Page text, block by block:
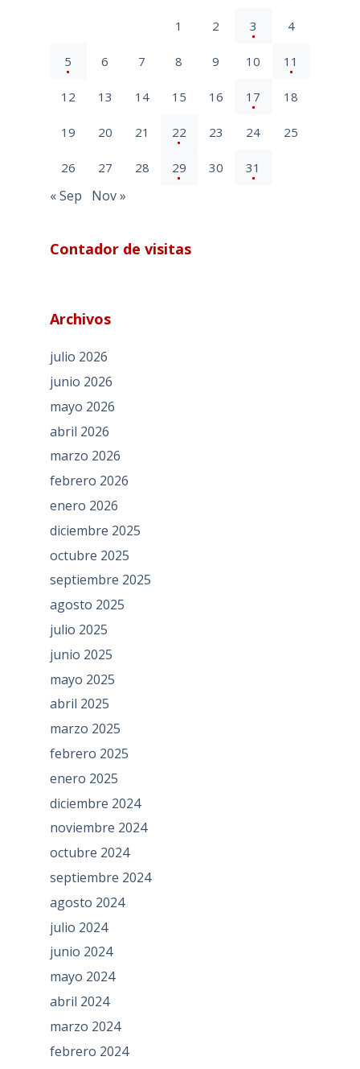
1 2 3 4
5 6 7 8 9 10 11
12 13 14 15 16 17 18
19 20 21 22 23 24 25
26 27 28 29 30 31
« Sep Nov »
Contador de visitas
Archivos
julio 2026
junio 2026
mayo 2026
abril 2026
marzo 2026
febrero 2026
enero 2026
diciembre 2025
octubre 2025
septiembre 2025
agosto 2025
julio 2025
junio 2025
mayo 2025
abril 2025
marzo 2025
febrero 2025
enero 2025
diciembre 2024
noviembre 2024
octubre 2024
septiembre 2024
agosto 2024
julio 2024
junio 2024
mayo 2024
abril 2024
marzo 2024
febrero 2024